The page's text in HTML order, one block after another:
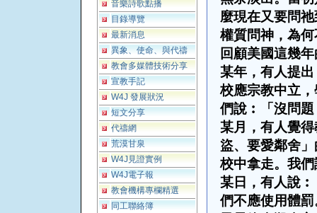
音樂詩歌點播
目錄導覽
最新消息
異象、使命、與代禱
教會多媒體技術分享
宣教手記
W4J 發展狀況
短文分享
代禱網
荒漠甘泉
W4J見證實例
W4J電子報
教會機構專欄精選
同工聯絡簿
麼現在又要問
權質問神，為
回顧美國這幾
某年，有人提
校應宗教中立
們說︰「沒問題
某月，有人覺
盜、要愛鄰舍
校中拿走。我
某日，有人說
們不應使用體罰